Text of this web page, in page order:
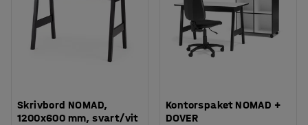
Skrivbord NOMAD,
1200x600 mm, svart/vit
Kontorspaket NOMAD +
DOVER